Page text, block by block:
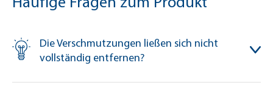
befreien. Darüber hinaus wirkt der MELLERUD BBQ &
Outdoorküchen Reiniger durch Aktivschaum, welcher
Die Verschmutzungen ließen sich nicht
vollständig entfernen?